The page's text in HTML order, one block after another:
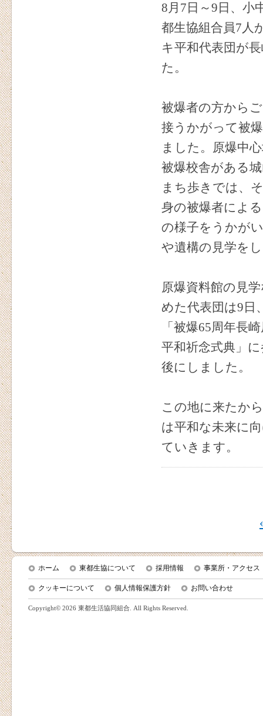
8月7日～9日、小
都生協組合員7人
キ平和代表団が
た。
被爆者の方から
接うかがって被
ました。原爆中
被爆校舎がある
まち歩きでは、
身の被爆者によ
の様子をうかが
や遺構の見学を
原爆資料館の見
めた代表団は9日
「被爆65周年長
平和祈念式典」
後にしました。
この地に来たか
は平和な未来に
ていきます。
ホーム 東都生協について 採用情報 事業所・アクセス
クッキーについて 個人情報保護方針 お問い合わせ
Copyright© 2026 東都生活協同組合. All Rights Reserved.